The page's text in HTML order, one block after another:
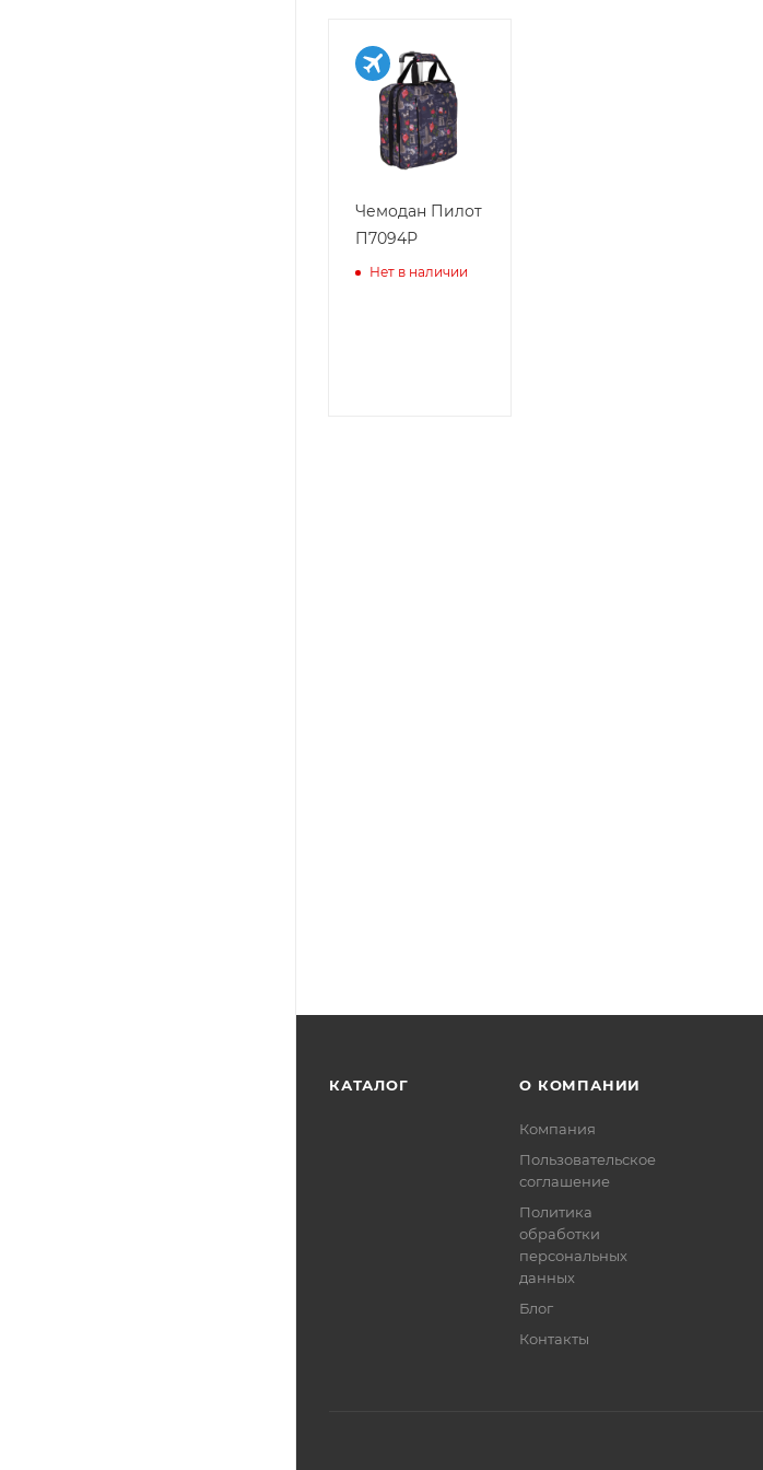
Чемодан Пилот
П7094Р
Нет в наличии
КАТАЛОГ О КОМПАНИИ
Компания
Пользовательское
соглашение
Политика
обработки
персональных
данных
Блог
Контакты